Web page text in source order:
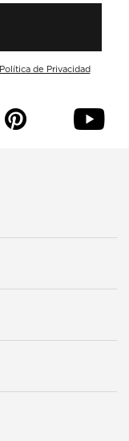
Política de Privacidad
p y